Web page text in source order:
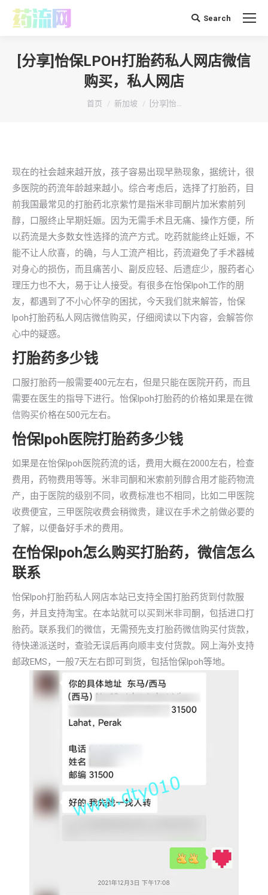
搜 Search
[分享]怡保LPOH打胎药私人网店微信
购买，私人网店
你在这里：
首页 新加坡 [分享]怡…
现在的社会越来越开放，孩子容易出现早熟现象，据统计，很
多医院的药流年龄越来越小。综合考虑后，选择了打胎药，目
前我国最常见的打胎药北京紫竹是指米非司酮片加米索前列
醇，口服终止早期妊娠。因为无需手术且无痛、操作方便，所
以药流是大多数女性选择的流产方式。吃药就能终止妊娠，不
能不让人欣喜，的确，与人工流产相比，药流避免了手术器械
对身心的损伤，而且痛苦小、副反应轻、后遗症少，服药者心
理压力也不大，易于让人接受。有很多在怡保lpoh工作的朋
友，都遇到了不小心怀孕的困扰，今天我们就来解答，怡保
lpoh打胎药私人网店微信购买，仔细阅读以下内容，会解答你
心中的疑惑。
打胎药多少钱
口服打胎药一般需要400元左右，但是只能在医院开药，而且
需要在医生的指导下进行。怡保lpoh打胎药的价格如果是在微
信购买价格在500元左右。
怡保lpoh医院打胎药多少钱
如果是在怡保lpoh医院药流的话，费用大概在2000左右，检查
费用，药物费用等等。米非司酮和米索前列醇合用才能药物流
产，由于医院的级别不同，收费标准也不相同，比如二甲医院
收费便宜，三甲医院收费会稍微贵，建议在手术之前做必要的
了解，以便备好手术的费用。
在怡保lpoh怎么购买打胎药，微信怎么
联系
怡保lpoh打胎药私人网店本站已支持全国打胎药货到付款服
务，并且支持淘宝。在本站就可以买到米非司酮，包括进口打
胎药。联系我们的微信，无需预先支打胎药微信购买付货款，
待快递派送时，查验无误后再向顺丰支付货款。网上海外支持
邮政EMS，一般7天左右即可到货，包括怡保lpoh等地。